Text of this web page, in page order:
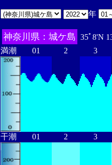
年
神奈川県：城ケ島
35ﾟ8'N
満潮
01 2 3
干潮 01 2 3